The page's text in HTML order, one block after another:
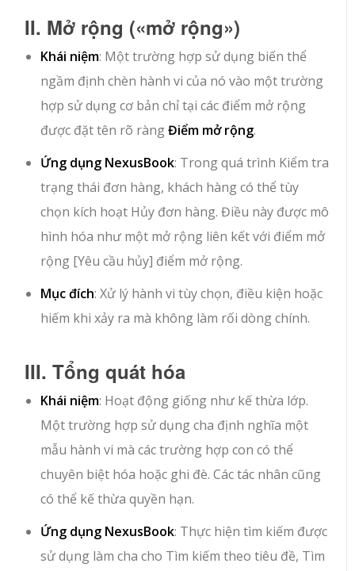
II. Mở rộng («mở rộng»)
Khái niệm: Một trường hợp sử dụng biến thể
ngầm định chèn hành vi của nó vào một trường
hợp sử dụng cơ bản chỉ tại các điểm mở rộng
được đặt tên rõ ràngĐiểm mở rộng.
Ứng dụng NexusBook: Trong quá trình Kiểm tra
trạng thái đơn hàng, khách hàng có thể tùy
chọn kích hoạt Hủy đơn hàng. Điều này được mô
hình hóa như một mở rộng liên kết với điểm mở
rộng [Yêu cầu hủy] điểm mở rộng.
Mục đích: Xử lý hành vi tùy chọn, điều kiện hoặc
hiếm khi xảy ra mà không làm rối dòng chính.
III. Tổng quát hóa
Khái niệm: Hoạt động giống như kế thừa lớp.
Một trường hợp sử dụng cha định nghĩa một
mẫu hành vi mà các trường hợp con có thể
chuyên biệt hóa hoặc ghi đè. Các tác nhân cũng
có thể kế thừa quyền hạn.
Ứng dụng NexusBook: Thực hiện tìm kiếm được
sử dụng làm cha cho Tìm kiếm theo tiêu đề, Tìm